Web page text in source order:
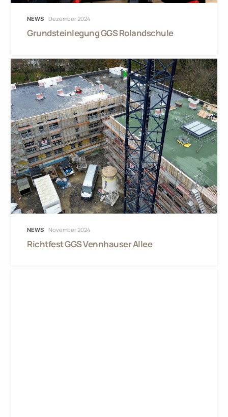
NEWS Dezember 2024
Grundsteinlegung GGS Rolandschule
NEWS November 2024
Richtfest GGS Vennhauser Allee